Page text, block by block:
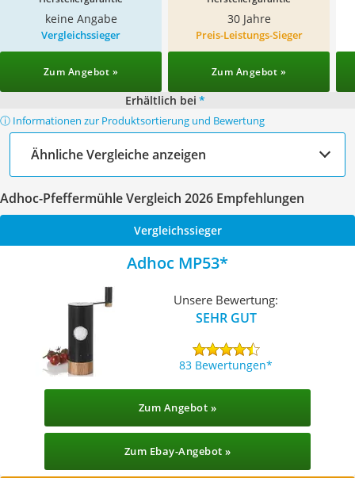
keine Angabe 30 Jahre
Vergleichssieger
Zum Angebot »
Preis-Leistungs-Sieger
Zum Angebot »
Erhältlich bei *
ⓘ Informationen zur Produktsortierung und Bewertung
Ähnliche Vergleiche anzeigen
Adhoc-Pfeffermühle Vergleich 2026 Empfehlungen
Vergleichssieger
Adhoc MP53
Unsere Bewertung:
SEHR GUT
83 Bewertungen
Zum Angebot »
Zum Ebay-Angebot »